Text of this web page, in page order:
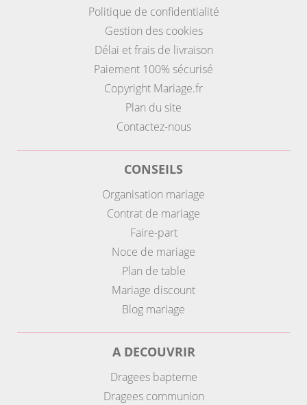
Politique de confidentialité
Gestion des cookies
Délai et frais de livraison
Paiement 100% sécurisé
Copyright Mariage.fr
Plan du site
Contactez-nous
CONSEILS
Organisation mariage
Contrat de mariage
Faire-part
Noce de mariage
Plan de table
Mariage discount
Blog mariage
A DECOUVRIR
Dragees bapteme
Dragees communion